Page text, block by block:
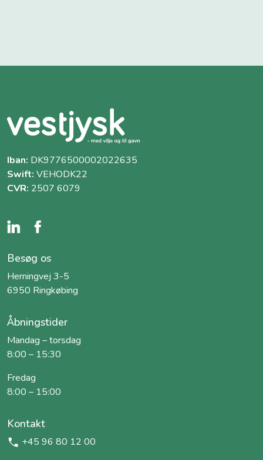
Iban: DK9776500002022635
Swift: VEHODK22
CVR: 2507 6079
Besøg os
Herningvej 3-5
6950 Ringkøbing
Åbningstider
Mandag – torsdag
8:00 – 15:30
Fredag
8:00 – 15:00
Kontakt
+45 96 80 12 00